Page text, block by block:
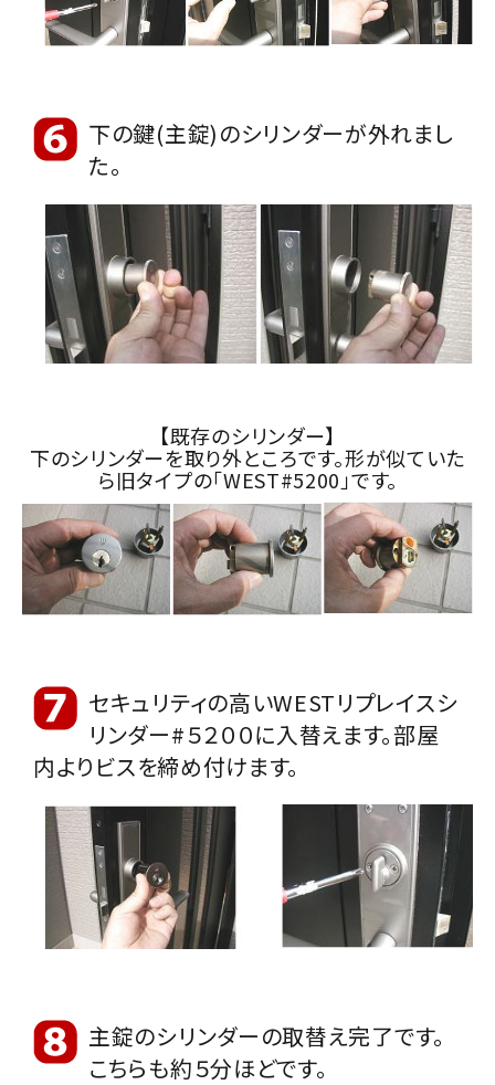
下の鍵(主錠)のシリンダーが外れまし
た。
【既存のシリンダー】
下のシリンダーを取り外ところです。形が似ていた
ら旧タイプの「WEST#5200」です。
セキュリティの高いWESTリプレイスシ
リンダー#５２００に入替えます。部屋
内よりビスを締め付けます。
主錠のシリンダーの取替え完了です。
こちらも約５分ほどです。